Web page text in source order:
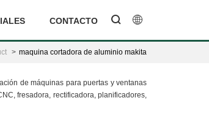
CONTACTO
maquina cortadora de aluminio makita
de máquinas para puertas y ventanas
fresadora, rectificadora, planificadores,